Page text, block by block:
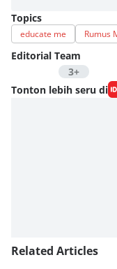
Topics
educate me Rumus
Editorial Team
3+
Editor
Fahrul Razi Uni
Tonton lebih seru di
Related Articles